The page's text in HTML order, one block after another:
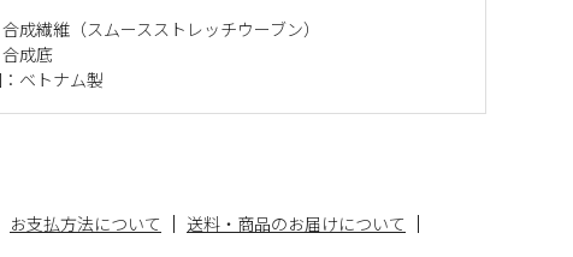
成繊維（スムースストレッチウーブン）
成底
ベトナム製
お支払方法について
送料・商品のお届けについて